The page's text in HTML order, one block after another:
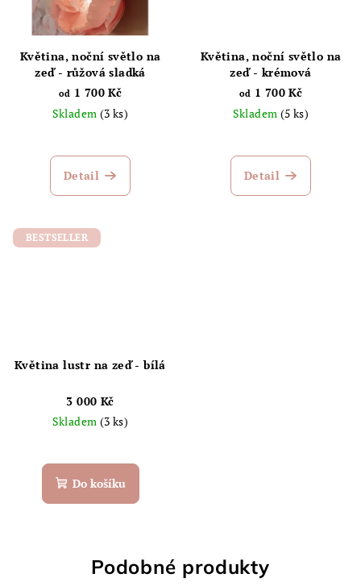
Květina, noční světlo na
zeď - růžová sladká
od 1 700 Kč
Skladem (3 ks)
hodnocení
produktu
hvězdiček.
Detail
Květina, noční světlo na
zeď - krémová
od 1 700 Kč
Skladem (5 ks)
Detail
BESTSELLER
Květina lustr na zeď - bílá
3 000 Kč
Skladem (3 ks)
Do košíku
Podobné produkty